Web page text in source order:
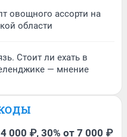
овощного ассорти на
области
Стоит ли ехать в
— мнение
000 ₽, 30% от 7 000 ₽